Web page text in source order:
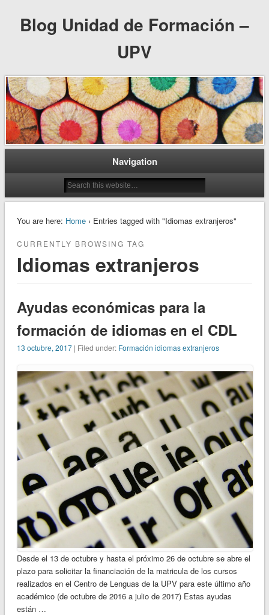
Blog Unidad de Formación –
UPV
Navigation
You are here: Home› Entries tagged with "Idiomas extranjeros"
CURRENTLY BROWSING TAG
Idiomas extranjeros
Ayudas económicas para la
formación de idiomas en el CDL
13 octubre, 2017| Filed under: Formación idiomas extranjeros
Desde el 13 de octubre y hasta el próximo 26 de octubre se abre el
plazo para solicitar la financiación de la matricula de los cursos
realizados en el Centro de Lenguas de la UPV para este último año
académico (de octubre de 2016 a julio de 2017) Estas ayudas
están …